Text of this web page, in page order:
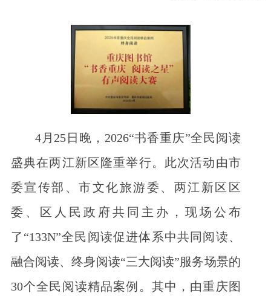
4月25日晚，2026“书香重庆”全民阅读
盛典在两江新区隆重举行。此次活动由市
委宣传部、市文化旅游委、两江新区区
委、区人民政府共同主办，现场公布
了“133N”全民阅读促进体系中共同阅读、
融合阅读、终身阅读“三大阅读”服务场景的
30个全民阅读精品案例。其中，由重庆图